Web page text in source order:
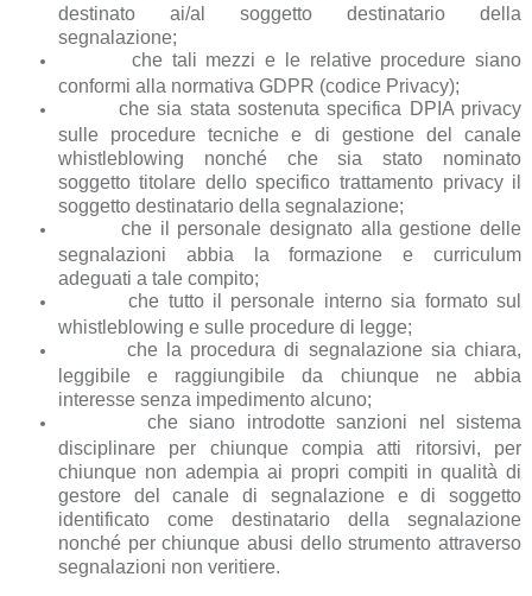
destinato ai/al soggetto destinatario della
segnalazione;
che tali mezzi e le relative procedure siano
conformi alla normativa GDPR (codice Privacy);
che sia stata sostenuta specifica DPIA privacy
sulle procedure tecniche e di gestione del canale
whistleblowing nonché che sia stato nominato
soggetto titolare dello specifico trattamento privacy il
soggetto destinatario della segnalazione;
che il personale designato alla gestione delle
segnalazioni abbia la formazione e curriculum
adeguati a tale compito;
che tutto il personale interno sia formato sul
whistleblowing e sulle procedure di legge;
che la procedura di segnalazione sia chiara,
leggibile e raggiungibile da chiunque ne abbia
interesse senza impedimento alcuno;
che siano introdotte sanzioni nel sistema
disciplinare per chiunque compia atti ritorsivi, per
chiunque non adempia ai propri compiti in qualità di
gestore del canale di segnalazione e di soggetto
identificato come destinatario della segnalazione
nonché per chiunque abusi dello strumento attraverso
segnalazioni non veritiere.